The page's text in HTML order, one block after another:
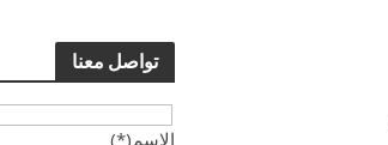
تواصل معنا
الاسم(*)